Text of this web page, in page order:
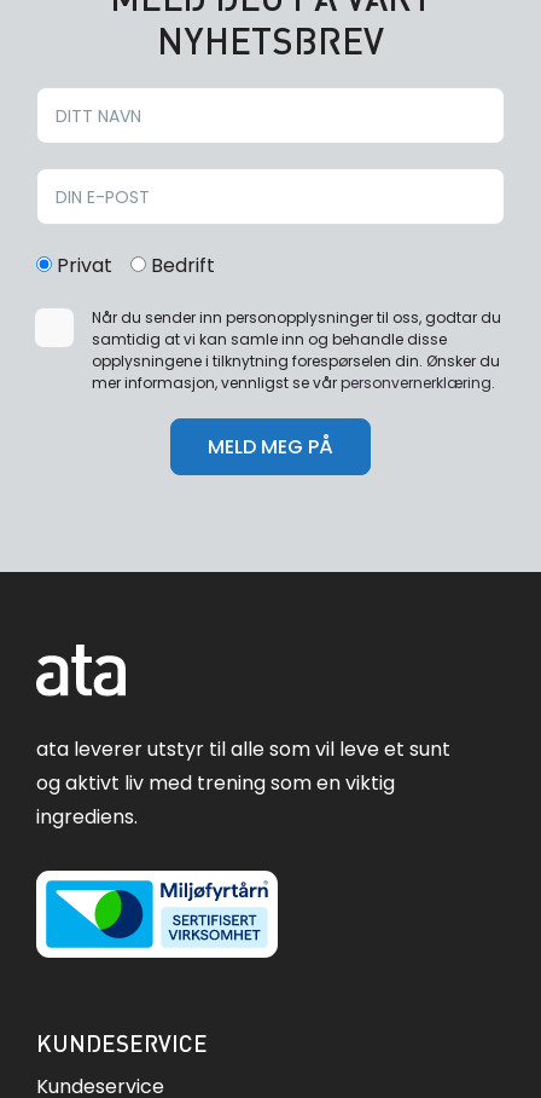
NYHETSBREV
Privat Bedrift
Når du sender inn personopplysninger til oss, godtar du
samtidig at vi kan samle inn og behandle disse
opplysningene i tilknytning forespørselen din. Ønsker du
mer informasjon, vennligst se vårpersonvernerklæring.
ata leverer utstyr til alle som vil leve et sunt
og aktivt liv med trening som en viktig
ingrediens.
KUNDESERVICE
Kundeservice